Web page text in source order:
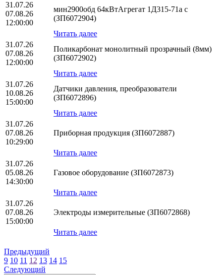
31.07.26
07.08.26
12:00:00
мин2900обд 64кВтАгрегат 1Д315-71а с
(ЗП6072904)
Читать далее
31.07.26
07.08.26
12:00:00
Поликарбонат монолитный прозрачный (8мм)
(ЗП6072902)
Читать далее
31.07.26
10.08.26
15:00:00
Датчики давления, преобразователи
(ЗП6072896)
Читать далее
31.07.26
07.08.26
10:29:00
Приборная продукция (ЗП6072887)
Читать далее
31.07.26
05.08.26
14:30:00
Газовое оборудование (ЗП6072873)
Читать далее
31.07.26
07.08.26
15:00:00
Электроды измерительные (ЗП6072868)
Читать далее
Предыдущий
9 10 11 12 13 14 15
Следующий